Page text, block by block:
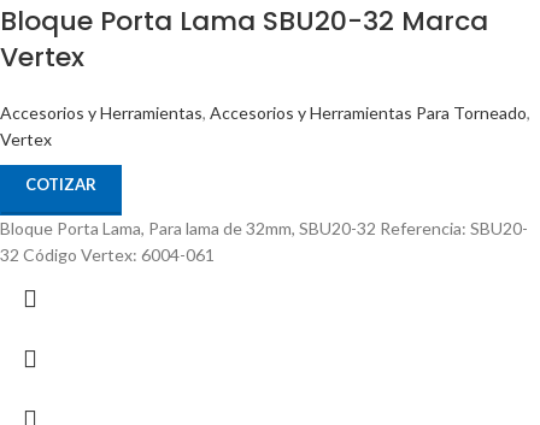
Bloque Porta Lama SBU20-32 Marca
Vertex
Accesorios y Herramientas, Accesorios y Herramientas Para Torneado,
Vertex
COTIZAR
Bloque Porta Lama, Para lama de 32mm, SBU20-32 Referencia: SBU20-
32 Código Vertex: 6004-061